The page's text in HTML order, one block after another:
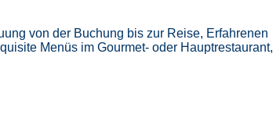
von der Buchung bis zur Reise, Erfahrenen
Menüs im Gourmet- oder Hauptrestaurant,